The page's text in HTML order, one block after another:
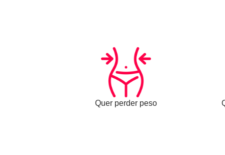
Quer perder peso